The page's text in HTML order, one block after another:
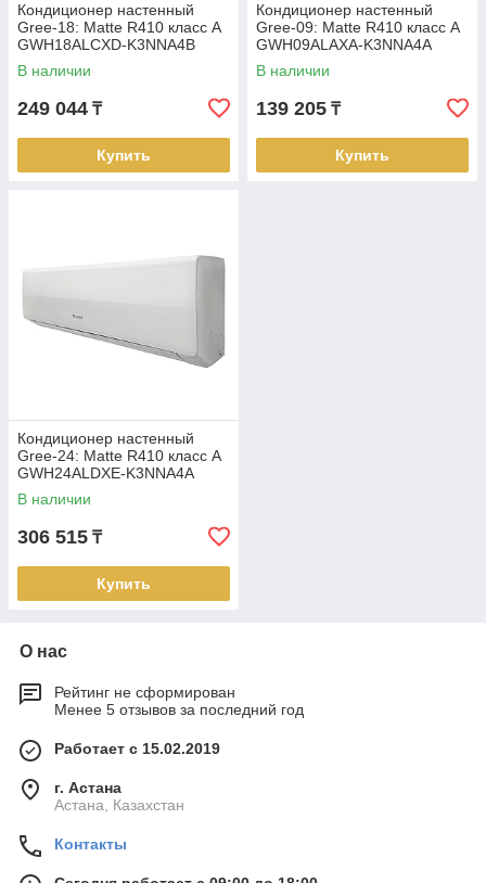
Кондиционер настенный
Gree-18: Matte R410 класс A
GWH18ALCXD-K3NNA4B
(комплектуется медными
трубами)
В наличии
249 044 ₸
Купить
Кондиционер настенный
Gree-09: Matte R410 класс A
GWH09ALAXA-K3NNA4A
(комплектуется медными
трубами)
В наличии
139 205 ₸
Купить
Кондиционер настенный
Gree-24: Matte R410 класс A
GWH24ALDXE-K3NNA4A
(комплектуется медными
трубами)
В наличии
306 515 ₸
Купить
О нас
Рейтинг не сформирован
Менее 5 отзывов за последний год
Работает с 15.02.2019
г. Астана
Астана, Казахстан
Контакты